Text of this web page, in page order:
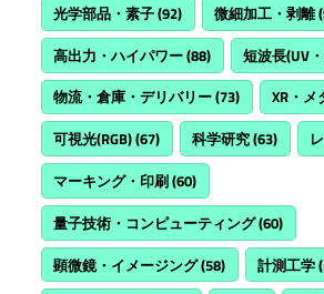
光学部品・素子(92) 微細加工・剥離
高出力・ハイパワー(88) 短波長(UV
物流・倉庫・デリバリー(73) XR・メ
可視光(RGB)(67) 科学研究(63)
マーキング・印刷(60)
量子技術・コンピューティング(60)
顕微鏡・イメージング(58) 計測工学